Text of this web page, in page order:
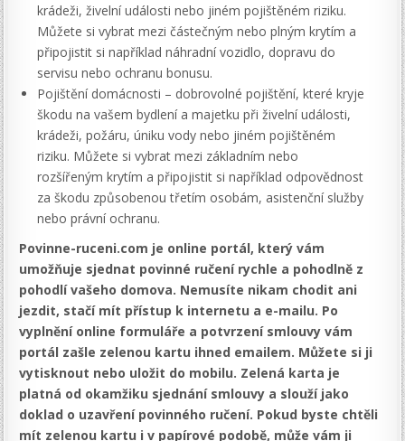
krádeži, živelní události nebo jiném pojištěném riziku.
Můžete si vybrat mezi částečným nebo plným krytím a
připojistit si například náhradní vozidlo, dopravu do
servisu nebo ochranu bonusu.
Pojištění domácnosti – dobrovolné pojištění, které kryje
škodu na vašem bydlení a majetku při živelní události,
krádeži, požáru, úniku vody nebo jiném pojištěném
riziku. Můžete si vybrat mezi základním nebo
rozšířeným krytím a připojistit si například odpovědnost
za škodu způsobenou třetím osobám, asistenční služby
nebo právní ochranu.
Povinne-ruceni.com je online portál, který vám
umožňuje sjednat povinné ručení rychle a pohodlně z
pohodlí vašeho domova. Nemusíte nikam chodit ani
jezdit, stačí mít přístup k internetu a e-mailu. Po
vyplnění online formuláře a potvrzení smlouvy vám
portál zašle zelenou kartu ihned emailem. Můžete si ji
vytisknout nebo uložit do mobilu. Zelená karta je
platná od okamžiku sjednání smlouvy a slouží jako
doklad o uzavření povinného ručení. Pokud byste chtěli
mít zelenou kartu i v papírové podobě, může vám ji